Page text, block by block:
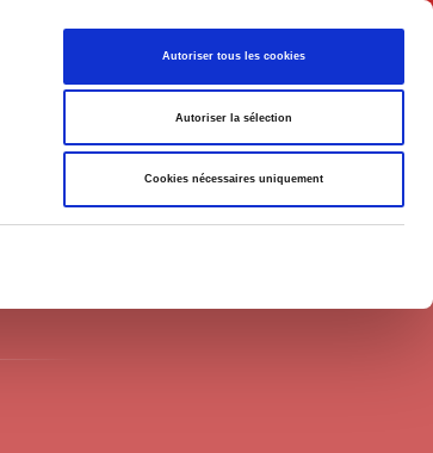
Autoriser tous les cookies
Autoriser la sélection
Cookies nécessaires uniquement
Français